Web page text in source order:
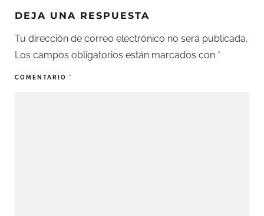
DEJA UNA RESPUESTA
Tu dirección de correo electrónico no será publicada.
Los campos obligatorios están marcados con *
COMENTARIO *